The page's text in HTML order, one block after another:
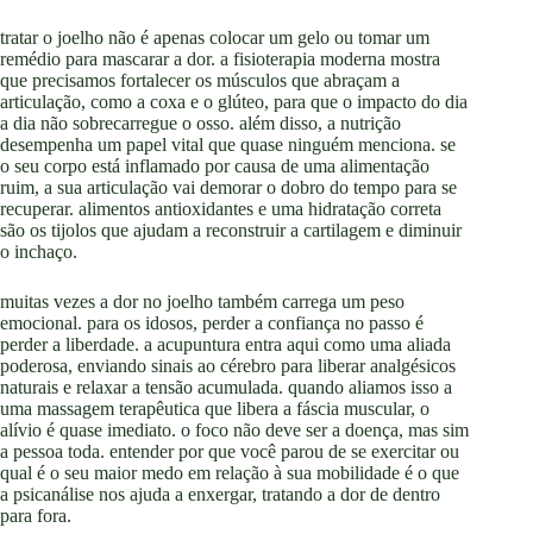
tratar o joelho não é apenas colocar um gelo ou tomar um
remédio para mascarar a dor. a fisioterapia moderna mostra
que precisamos fortalecer os músculos que abraçam a
articulação, como a coxa e o glúteo, para que o impacto do dia
a dia não sobrecarregue o osso. além disso, a nutrição
desempenha um papel vital que quase ninguém menciona. se
o seu corpo está inflamado por causa de uma alimentação
ruim, a sua articulação vai demorar o dobro do tempo para se
recuperar. alimentos antioxidantes e uma hidratação correta
são os tijolos que ajudam a reconstruir a cartilagem e diminuir
o inchaço.
muitas vezes a dor no joelho também carrega um peso
emocional. para os idosos, perder a confiança no passo é
perder a liberdade. a acupuntura entra aqui como uma aliada
poderosa, enviando sinais ao cérebro para liberar analgésicos
naturais e relaxar a tensão acumulada. quando aliamos isso a
uma massagem terapêutica que libera a fáscia muscular, o
alívio é quase imediato. o foco não deve ser a doença, mas sim
a pessoa toda. entender por que você parou de se exercitar ou
qual é o seu maior medo em relação à sua mobilidade é o que
a psicanálise nos ajuda a enxergar, tratando a dor de dentro
para fora.